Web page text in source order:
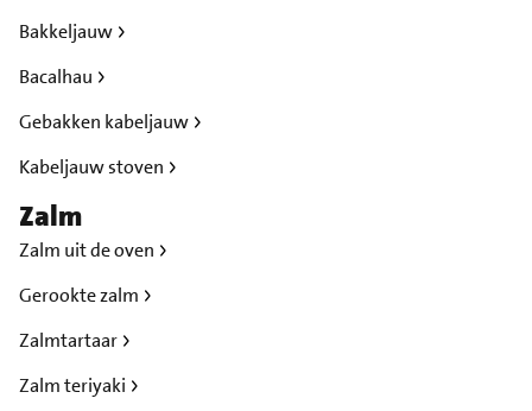
Bakkeljauw
Bacalhau
Gebakken kabeljauw
Kabeljauw stoven
Zalm
Zalm uit de oven
Gerookte zalm
Zalmtartaar
Zalm teriyaki